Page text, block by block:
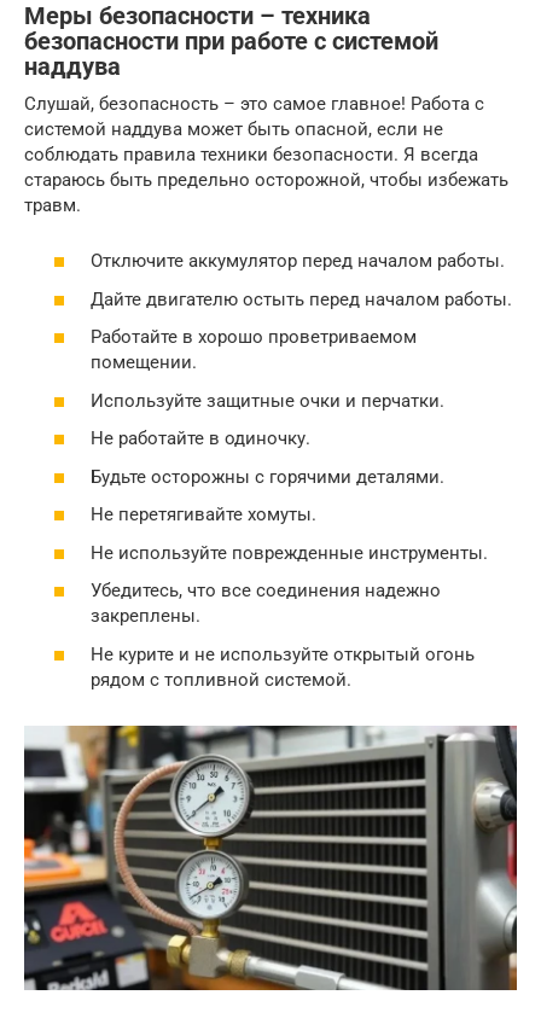
Меры безопасности – техника
безопасности при работе с системой
наддува
Слушай, безопасность – это самое главное! Работа с
системой наддува может быть опасной, если не
соблюдать правила техники безопасности. Я всегда
стараюсь быть предельно осторожной, чтобы избежать
травм.
Отключите аккумулятор перед началом работы.
Дайте двигателю остыть перед началом работы.
Работайте в хорошо проветриваемом
помещении.
Используйте защитные очки и перчатки.
Не работайте в одиночку.
Будьте осторожны с горячими деталями.
Не перетягивайте хомуты.
Не используйте поврежденные инструменты.
Убедитесь, что все соединения надежно
закреплены.
Не курите и не используйте открытый огонь
рядом с топливной системой.